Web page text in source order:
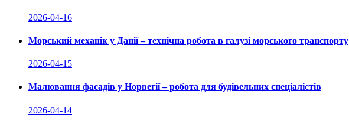
2026-04-16
Морський механік у Данії – технічна робота в галузі морського транспорту
2026-04-15
Малювання фасадів у Норвегії – робота для будівельних спеціалістів
2026-04-14